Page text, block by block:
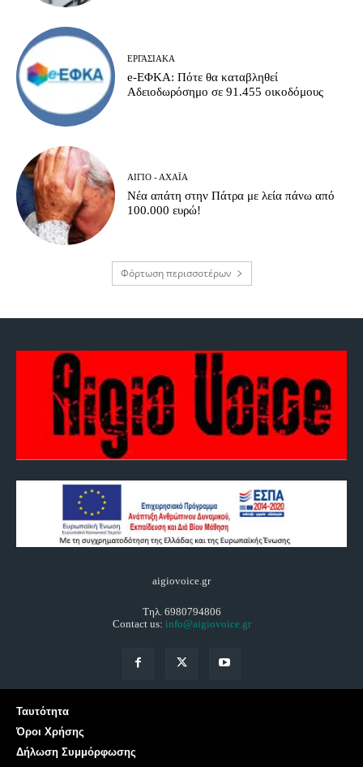
ΕΡΓΑΣΙΑΚΆ
e-ΕΦΚΑ: Πότε θα καταβληθεί
Αδειοδωρόσημο σε 91.455 οικοδόμους
ΑΊΓΙΟ - ΑΧΑΪ́Α
Νέα απάτη στην Πάτρα με λεία πάνω από
100.000 ευρώ!
Φόρτωση περισσοτέρων
aigiovoice.gr
Τηλ. 6980794806
Contact us: info@aigiovoice.gr
Ταυτότητα
Όροι Χρήσης
Δήλωση Συμμόρφωσης